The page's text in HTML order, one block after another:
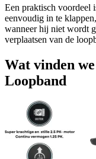
Een praktisch voordeel
eenvoudig in te
wanneer hij niet wordt
verplaatsen van de
Wat vinden
Loopband